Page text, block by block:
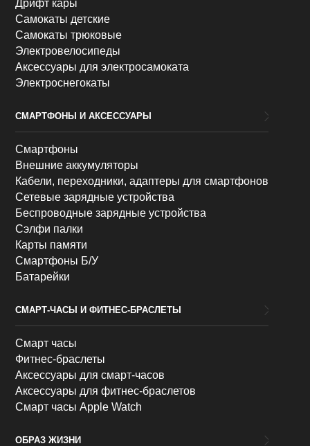
Дрифт кары
Самокаты детские
Самокаты трюковые
Электровелосипеды
Аксессуары для электросамоката
Электроснегокаты
СМАРТФОНЫ И АКСЕССУАРЫ
Смартфоны
Внешние аккумуляторы
Кабели, переходники, адаптеры для смартфонов
Сетевые зарядные устройства
Беспроводные зарядные устройства
Сэлфи палки
Карты памяти
Смартфоны Б/У
Батарейки
СМАРТ-ЧАСЫ И ФИТНЕС-БРАСЛЕТЫ
Смарт часы
Фитнес-браслеты
Аксессуары для смарт-часов
Аксессуары для фитнес-браслетов
Смарт часы Apple Watch
ОБРАЗ ЖИЗНИ